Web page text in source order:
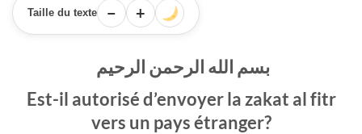
Taille du texte − +
بسم الله الرحمن الرحيم
Est-il autorisé d’envoyer la zakat al fitr
vers un pays étranger?